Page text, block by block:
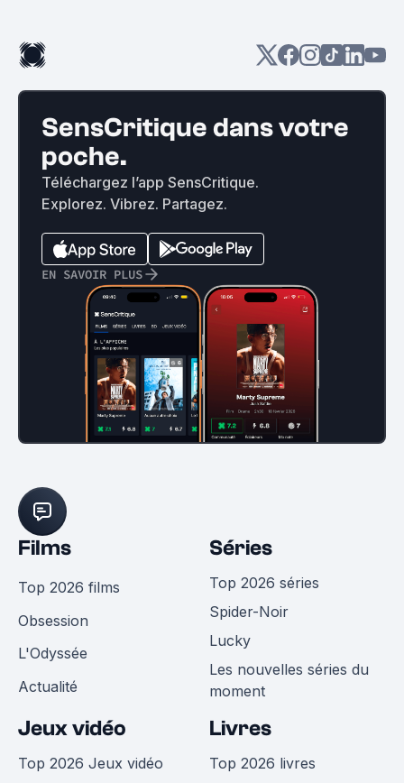
SensCritique dans votre
poche.
Téléchargez l’app SensCritique.
Explorez. Vibrez. Partagez.
EN SAVOIR PLUS
Films
Top 2026 films
Obsession
L'Odyssée
Actualité
Séries
Top 2026 séries
Spider-Noir
Lucky
Les nouvelles séries du
moment
Jeux vidéo
Top 2026 Jeux vidéo
Livres
Top 2026 livres